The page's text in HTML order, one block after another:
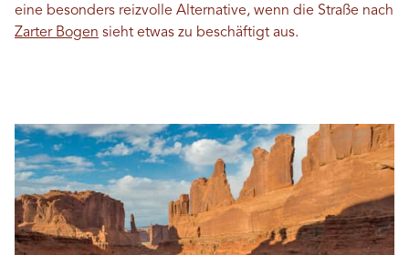
eine besonders reizvolle Alternative, wenn die Straße nach
Zarter Bogen sieht etwas zu beschäftigt aus.